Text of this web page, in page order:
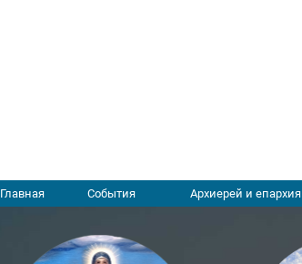
Главная События Архиерей и епархия